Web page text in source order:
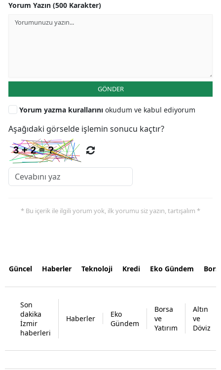
Yorum Yazın (500 Karakter)
GÖNDER
Yorum yazma kurallarını okudum ve kabul ediyorum
Aşağıdaki görselde işlemin sonucu kaçtır?
* Bu içerik ile ilgili yorum yok, ilk yorumu siz yazın, tartışalım *
Güncel Haberler Teknoloji Kredi Eko Gündem
Son
dakika
İzmir
haberleri
Haberler
Eko
Gündem
Borsa
ve
Yatırım
Altın
ve
Döviz